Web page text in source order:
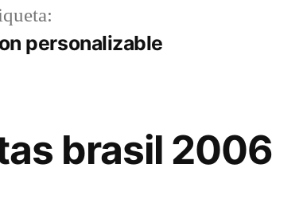
personalizable
brasil 2006